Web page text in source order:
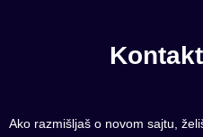
Ako razmišljaš o novom sajtu,